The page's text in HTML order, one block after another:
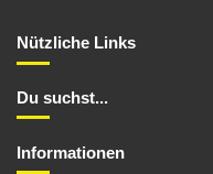
Nützliche Links
Du suchst...
Informationen